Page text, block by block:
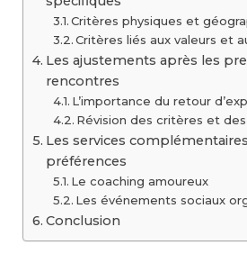
Critères physiques et
Critères liés aux valeurs et
Les ajustements après les
rencontres
L’importance du retour
Révision des critères et
Les services
préférences
Le coaching amoureux
Les événements sociaux
Conclusion